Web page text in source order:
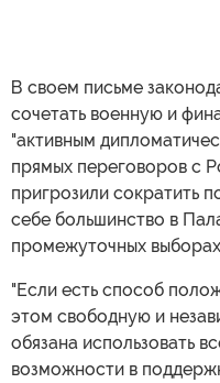
В своем письме
сочетать военную и
"активным
прямых переговоров с
пригрозили сократить
себе большинство в
промежуточных
"Если есть способ
этом свободную и
обязана использовать
возможности в